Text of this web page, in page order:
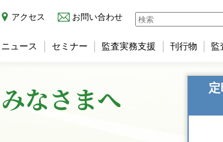
ニュース セミナー 監査実務支援 刊行物 監
アクセス お問い合わせ
みなさまへ